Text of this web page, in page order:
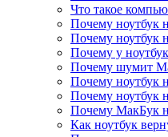
Что такое
Почему ноутбук
Почему ноутбук
Почему у
Почему шумит
Почему ноутбук
Почему ноутбук
Почему МакБук
Как ноутбук